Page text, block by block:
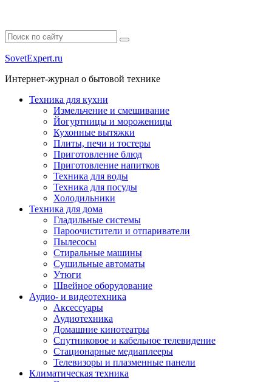
SovetExpert.ru
Интернет-журнал о бытовой технике
Техника для кухни
Измельчение и смешивание
Йогуртницы и мороженицы
Кухонные вытяжки
Плиты, печи и тостеры
Приготовление блюд
Приготовление напитков
Техника для воды
Техника для посуды
Холодильники
Техника для дома
Гладильные системы
Пароочистители и отпариватели
Пылесосы
Стиральные машины
Сушильные автоматы
Утюги
Швейное оборудование
Аудио- и видеотехника
Аксессуары
Аудиотехника
Домашние кинотеатры
Спутниковое и кабельное телевидение
Стационарные медиаплееры
Телевизоры и плазменные панели
Климатическая техника